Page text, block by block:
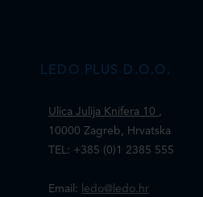
LEDO PLUS D.O.O.
Ulica Julija Knifera 10 ,
10000 Zagreb, Hrvatska
TEL: +385 (0)1 2385 555
Email:
ledo@ledo.hr